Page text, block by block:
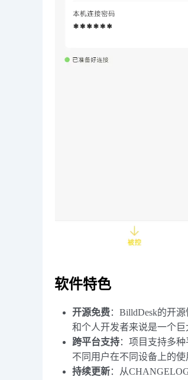
软件特色
开源免费：BilldDesk的开
和个人开发者来说是一个巨
跨平台支持：项目支持多
不同用户在不同设备上的使
持续更新：从